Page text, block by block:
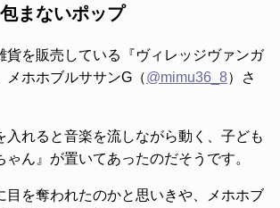
まないポップ
貨を販売している『ヴィレッジヴァンガ
メホホブルササンG（@mimu36_8）さ
入れると音楽を流しながら動く、子ども
ん』が置いてあったのだそうです。
目を奪われたのかと思いきや、メホホブ